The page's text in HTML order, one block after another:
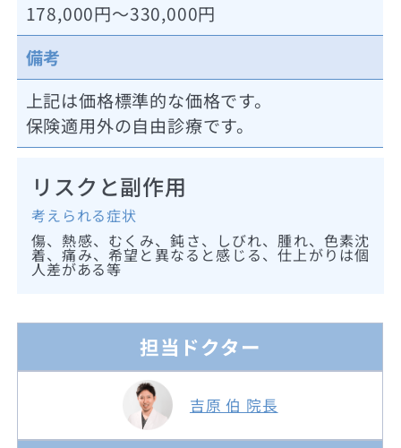
178,000円～330,000円
備考
上記は価格標準的な価格です。
保険適用外の自由診療です。
リスクと副作用
考えられる症状
傷、熱感、むくみ、鈍さ、しびれ、腫れ、色素沈
着、痛み、希望と異なると感じる、仕上がりは個
人差がある等
担当ドクター
吉原 伯 院長